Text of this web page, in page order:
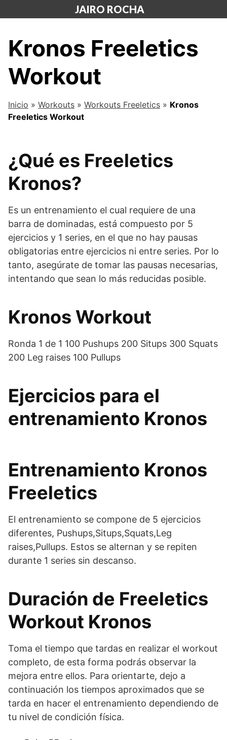
al
JAIRO ROCHA
Kronos Freeletics
Workout
Inicio » Workouts » Workouts Freeletics » Kronos
Freeletics Workout
¿Qué es Freeletics
Kronos?
Es un entrenamiento el cual requiere de una
barra de dominadas, está compuesto por 5
ejercicios y 1 series, en el que no hay pausas
obligatorias entre ejercicios ni entre series. Por lo
tanto, asegúrate de tomar las pausas necesarias,
intentando que sean lo más reducidas posible.
Kronos Workout
Ronda 1 de 1 100 Pushups 200 Situps 300 Squats
200 Leg raises 100 Pullups
Ejercicios para el
entrenamiento Kronos
Entrenamiento Kronos
Freeletics
El entrenamiento se compone de 5 ejercicios
diferentes, Pushups,Situps,Squats,Leg
raises,Pullups. Estos se alternan y se repiten
durante 1 series sin descanso.
Duración de Freeletics
Workout Kronos
Toma el tiempo que tardas en realizar el workout
completo, de esta forma podrás observar la
mejora entre ellos. Para orientarte, dejo a
continuación los tiempos aproximados que se
tarda en hacer el entrenamiento dependiendo de
tu nivel de condición física.